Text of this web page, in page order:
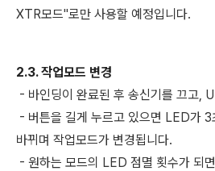
XTR모드"로만 사용할 예정입니다.
2.3. 작업모드 변경
- 바인딩이 완료된 후 송신기를 끄고,
- 버튼을 길게 누르고 있으면 LED가 3
바뀌며 작업모드가 변경됩니다.
- 원하는 모드의 LED 점멸 횟수가 되